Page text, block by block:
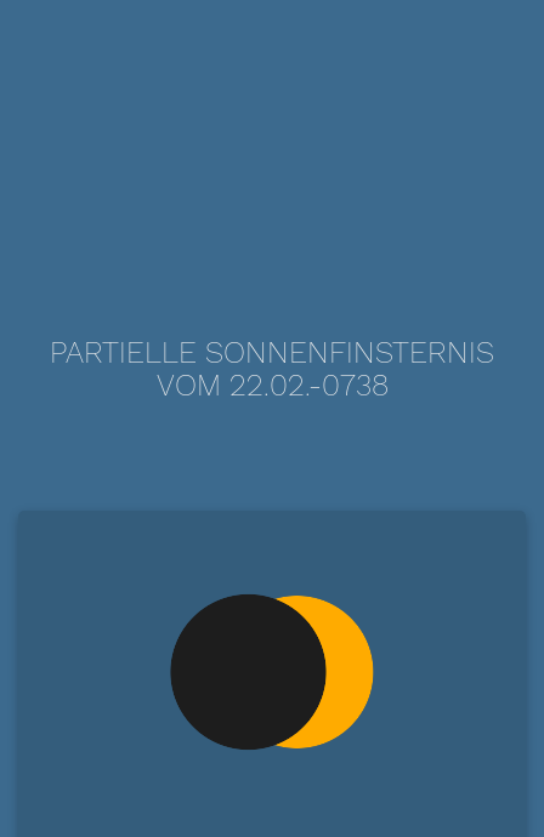
PARTIELLE SONNENFINSTERNIS
VOM 22.02.-0738